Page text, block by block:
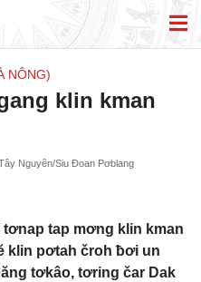
NÔNG)
klin kman
Nguyên/Siu Đoan Pơblang
tap mơng klin kman
klin pơtah čroh ƀơi un
tơkâo, tơring čar Dak